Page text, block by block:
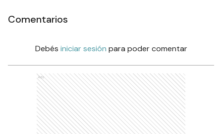
Comentarios
Debés iniciar sesión para poder comentar
Ads